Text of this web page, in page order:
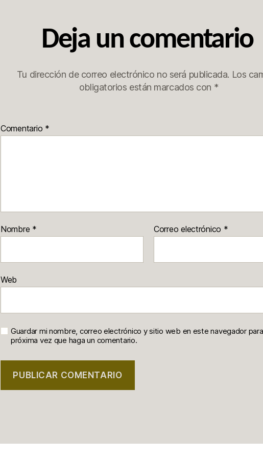
Deja un comentario
Tu dirección de correo electrónico no será publicada. Los
obligatorios están marcados con *
Comentario *
Nombre * Correo electrónico *
Web
Guardar mi nombre, correo electrónico y sitio web en este navegador
próxima vez que haga un comentario.